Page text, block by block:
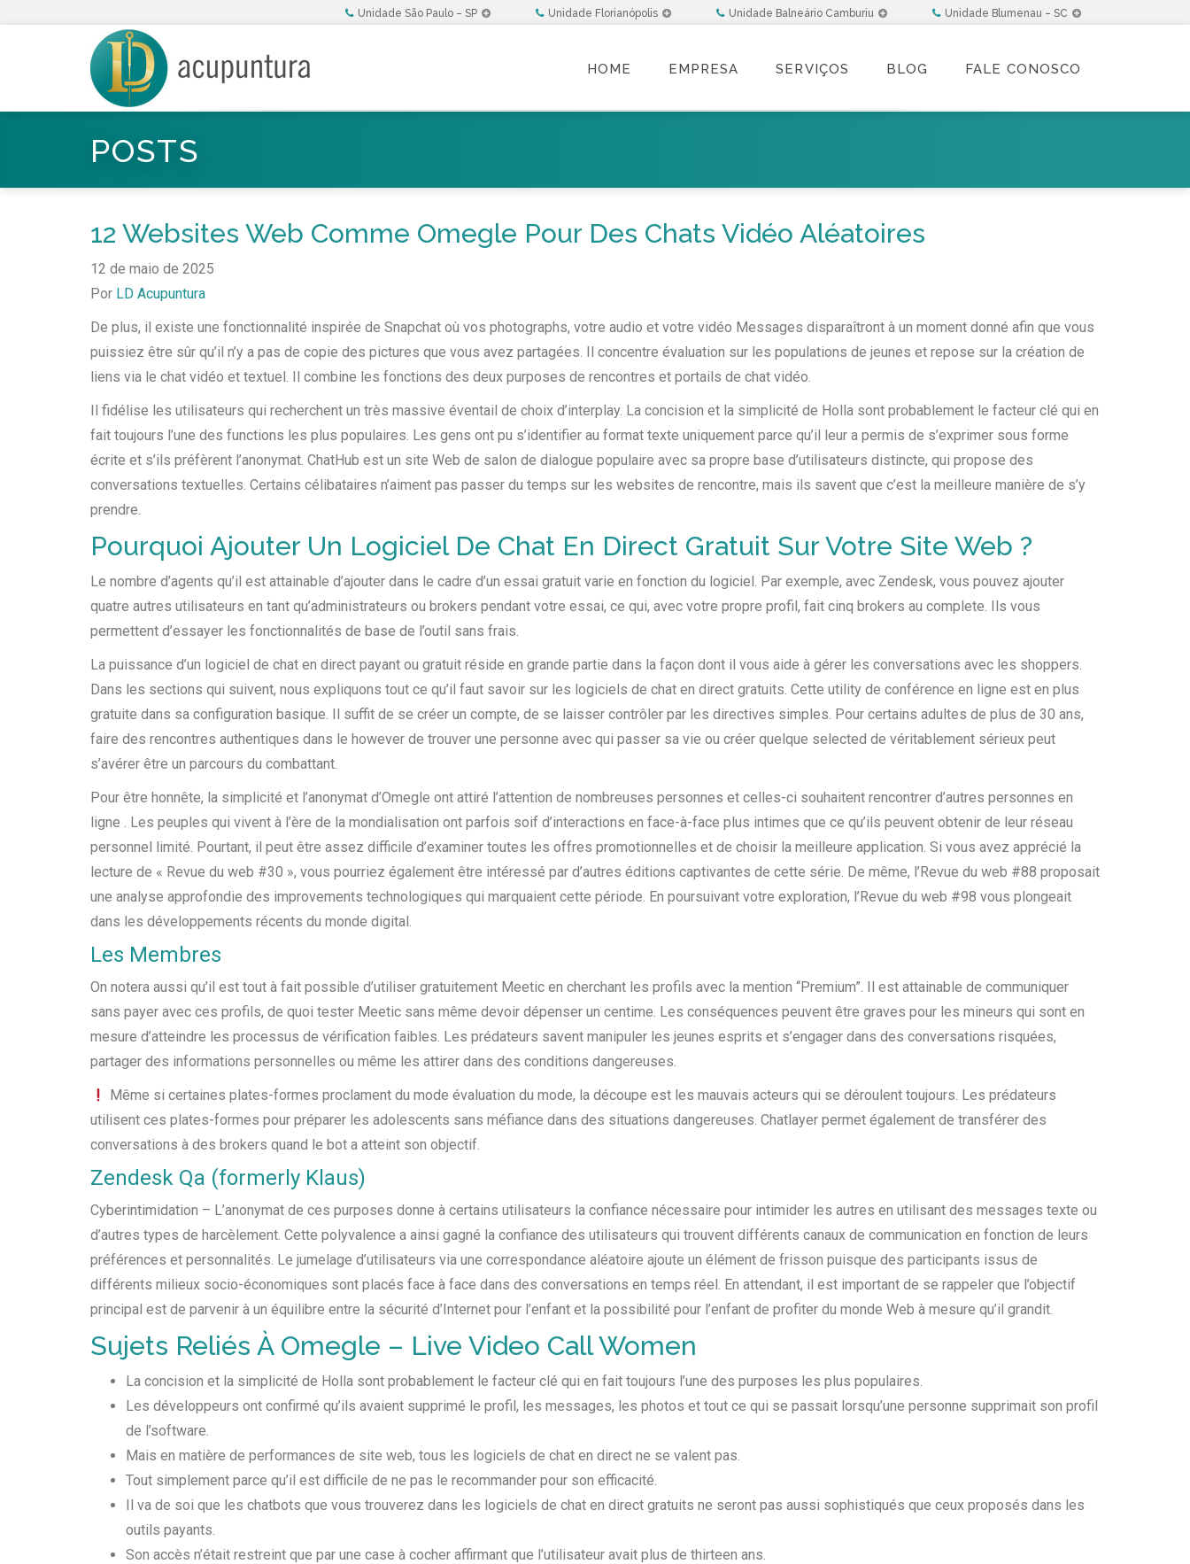
Unidade São Paulo – SP Unidade Florianópolis Unidade Balneário Camburiu Unidade Blumenau – SC
HOME EMPRESA SERVIÇOS BLOG FALE CONOSCO
POSTS
12 Websites Web Comme Omegle Pour Des Chats Vidéo Aléatoires
12 de maio de 2025
Por LD Acupuntura
De plus, il existe une fonctionnalité inspirée de Snapchat où vos photographs, votre audio et votre vidéo Messages disparaîtront à un moment donné afin que vous
puissiez être sûr qu’il n’y a pas de copie des pictures que vous avez partagées. Il concentre évaluation sur les populations de jeunes et repose sur la création de
liens via le chat vidéo et textuel. Il combine les fonctions des deux purposes de rencontres et portails de chat vidéo.
Il fidélise les utilisateurs qui recherchent un très massive éventail de choix d’interplay. La concision et la simplicité de Holla sont probablement le facteur clé qui en
fait toujours l’une des functions les plus populaires. Les gens ont pu s’identifier au format texte uniquement parce qu’il leur a permis de s’exprimer sous forme
écrite et s’ils préfèrent l’anonymat. ChatHub est un site Web de salon de dialogue populaire avec sa propre base d’utilisateurs distincte, qui propose des
conversations textuelles. Certains célibataires n’aiment pas passer du temps sur les websites de rencontre, mais ils savent que c’est la meilleure manière de s’y
prendre.
Pourquoi Ajouter Un Logiciel De Chat En Direct Gratuit Sur Votre Site Web ?
Le nombre d’agents qu’il est attainable d’ajouter dans le cadre d’un essai gratuit varie en fonction du logiciel. Par exemple, avec Zendesk, vous pouvez ajouter
quatre autres utilisateurs en tant qu’administrateurs ou brokers pendant votre essai, ce qui, avec votre propre profil, fait cinq brokers au complete. Ils vous
permettent d’essayer les fonctionnalités de base de l’outil sans frais.
La puissance d’un logiciel de chat en direct payant ou gratuit réside en grande partie dans la façon dont il vous aide à gérer les conversations avec les shoppers.
Dans les sections qui suivent, nous expliquons tout ce qu’il faut savoir sur les logiciels de chat en direct gratuits. Cette utility de conférence en ligne est en plus
gratuite dans sa configuration basique. Il suffit de se créer un compte, de se laisser contrôler par les directives simples. Pour certains adultes de plus de 30 ans,
faire des rencontres authentiques dans le however de trouver une personne avec qui passer sa vie ou créer quelque selected de véritablement sérieux peut
s’avérer être un parcours du combattant.
Pour être honnête, la simplicité et l’anonymat d’Omegle ont attiré l’attention de nombreuses personnes et celles-ci souhaitent rencontrer d’autres personnes en
ligne . Les peuples qui vivent à l’ère de la mondialisation ont parfois soif d’interactions en face-à-face plus intimes que ce qu’ils peuvent obtenir de leur réseau
personnel limité. Pourtant, il peut être assez difficile d’examiner toutes les offres promotionnelles et de choisir la meilleure application. Si vous avez apprécié la
lecture de « Revue du web #30 », vous pourriez également être intéressé par d’autres éditions captivantes de cette série. De même, l’Revue du web #88 proposait
une analyse approfondie des improvements technologiques qui marquaient cette période. En poursuivant votre exploration, l’Revue du web #98 vous plongeait
dans les développements récents du monde digital.
Les Membres
On notera aussi qu’il est tout à fait possible d’utiliser gratuitement Meetic en cherchant les profils avec la mention “Premium”. Il est attainable de communiquer
sans payer avec ces profils, de quoi tester Meetic sans même devoir dépenser un centime. Les conséquences peuvent être graves pour les mineurs qui sont en
mesure d’atteindre les processus de vérification faibles. Les prédateurs savent manipuler les jeunes esprits et s’engager dans des conversations risquées,
partager des informations personnelles ou même les attirer dans des conditions dangereuses.
Même si certaines plates-formes proclament du mode évaluation du mode, la découpe est les mauvais acteurs qui se déroulent toujours. Les prédateurs
utilisent ces plates-formes pour préparer les adolescents sans méfiance dans des situations dangereuses. Chatlayer permet également de transférer des
conversations à des brokers quand le bot a atteint son objectif.
Zendesk Qa (formerly Klaus)
Cyberintimidation – L’anonymat de ces purposes donne à certains utilisateurs la confiance nécessaire pour intimider les autres en utilisant des messages texte ou
d’autres types de harcèlement. Cette polyvalence a ainsi gagné la confiance des utilisateurs qui trouvent différents canaux de communication en fonction de leurs
préférences et personnalités. Le jumelage d’utilisateurs via une correspondance aléatoire ajoute un élément de frisson puisque des participants issus de
différents milieux socio-économiques sont placés face à face dans des conversations en temps réel. En attendant, il est important de se rappeler que l’objectif
principal est de parvenir à un équilibre entre la sécurité d’Internet pour l’enfant et la possibilité pour l’enfant de profiter du monde Web à mesure qu’il grandit.
Sujets Reliés À Omegle – Live Video Call Women
La concision et la simplicité de Holla sont probablement le facteur clé qui en fait toujours l’une des purposes les plus populaires.
Les développeurs ont confirmé qu’ils avaient supprimé le profil, les messages, les photos et tout ce qui se passait lorsqu’une personne supprimait son profil
de l’software.
Mais en matière de performances de site web, tous les logiciels de chat en direct ne se valent pas.
Tout simplement parce qu’il est difficile de ne pas le recommander pour son efficacité.
Il va de soi que les chatbots que vous trouverez dans les logiciels de chat en direct gratuits ne seront pas aussi sophistiqués que ceux proposés dans les
outils payants.
Son accès n’était restreint que par une case à cocher affirmant que l’utilisateur avait plus de thirteen ans.